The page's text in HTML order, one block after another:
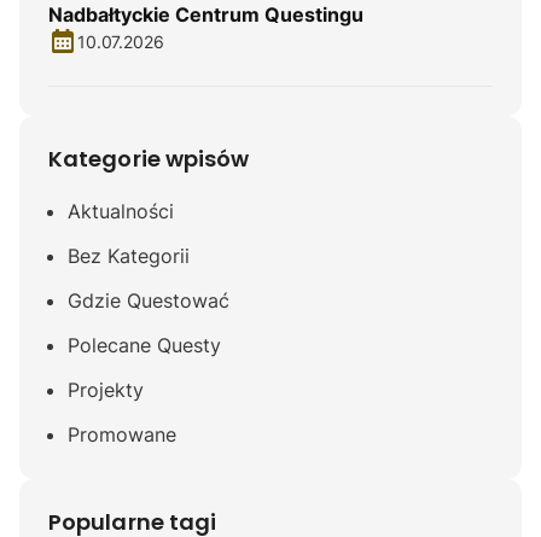
Nadbałtyckie Centrum Questingu
10.07.2026
Kategorie wpisów
Aktualności
Bez Kategorii
Gdzie Questować
Polecane Questy
Projekty
Promowane
Popularne tagi